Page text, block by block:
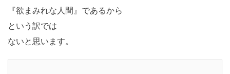
『欲まみれな人間』であるから
という訳では
ないと思います。